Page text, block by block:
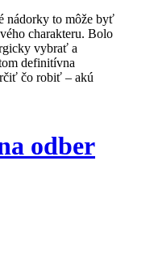
nádorky to môže byť
charakteru. Bolo
vybrať a
definitívna
čo robiť – akú
odber